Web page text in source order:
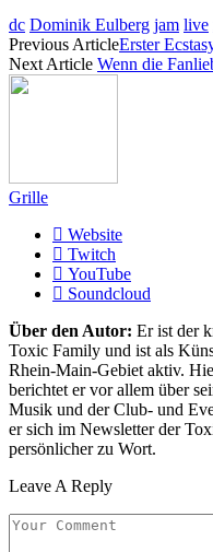
dc Dominik Eulberg jam live
Previous ArticleErster
Next Article Wenn die
Grille
Website
Twitch
YouTube
Soundcloud
Über den Autor: Er ist der
Toxic Family und ist als
Rhein-Main-Gebiet aktiv.
berichtet er vor allem über
Musik und der Club- und
er sich im Newsletter der
persönlicher zu Wort.
Leave A Reply